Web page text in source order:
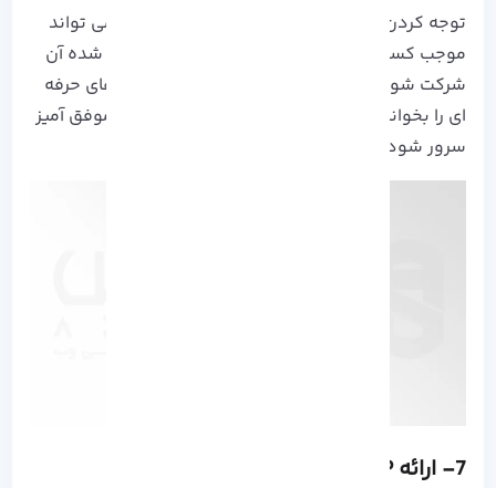
توجه کردن به نظرات و پیشنهادات سایر کاربران می تواند
موجب کسب اطلاعات بیشتر از کیفیت خدمات ارائه شده آن
شرکت شود. قبل از اقدام به خرید، نظرات تریدر های حرفه
ای را بخوانید. این موضوع می تواند موجب خرید موفق آمیز
سرور شود:
7- ارائه IP ثابت برای سرور مجازی ترید